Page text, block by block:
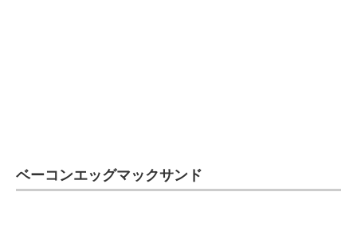
ベーコンエッグマックサンド